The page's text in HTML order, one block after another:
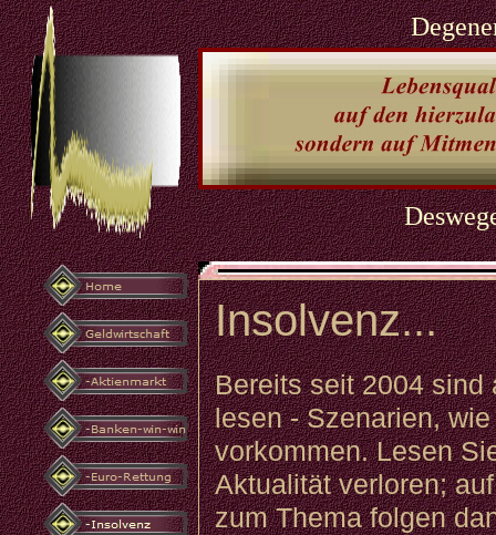
Insolvenz...
Bereits seit 2004 sind
lesen - Szenarien,
vorkommen. Lesen
Aktualität verloren;
zum Thema folgen